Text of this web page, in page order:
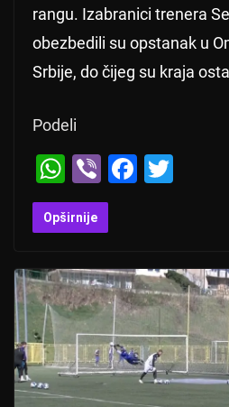
rangu. Izabranici trenera
obezbedili su opstanak u
Srbije, do čijeg su kraja
Podeli
W
h
at
A
p
p
Vi
b
er
F
b
o
o
k
Opširnije